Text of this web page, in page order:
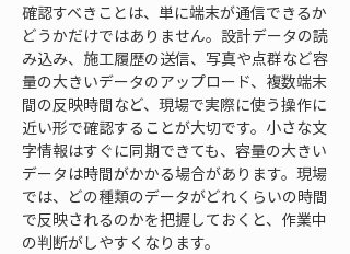
確認すべきことは、単に端末が通信できるか
どうかだけではありません。設計データの読
み込み、施工履歴の送信、写真や点群など容
量の大きいデータのアップロード、複数端末
間の反映時間など、現場で実際に使う操作に
近い形で確認することが大切です。小さな文
字情報はすぐに同期できても、容量の大きい
データは時間がかかる場合があります。現場
では、どの種類のデータがどれくらいの時間
で反映されるのかを把握しておくと、作業中
の判断がしやすくなります。